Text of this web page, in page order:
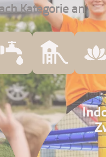
Kategorie an